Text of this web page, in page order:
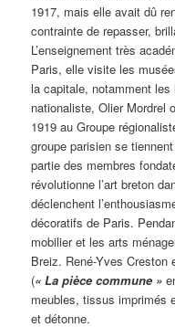
1917, mais elle avait dû
contrainte de repasser,
L’enseignement très
Paris, elle visite les
la capitale, notamment
nationaliste, Olier Mordrel
1919 au Groupe
groupe parisien se
partie des membres
révolutionne l’art breton
déclenchent
décoratifs de Paris.
mobilier et les arts
Breiz. René-Yves Creston
(« La pièce commune »
meubles, tissus imprimés
et détonne.